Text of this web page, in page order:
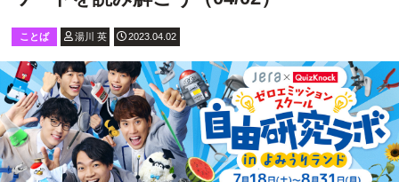
ことば 湯川 英 2023.04.02